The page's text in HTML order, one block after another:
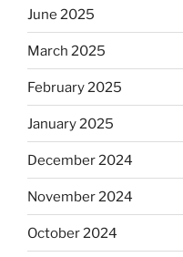
June 2025
March 2025
February 2025
January 2025
December 2024
November 2024
October 2024